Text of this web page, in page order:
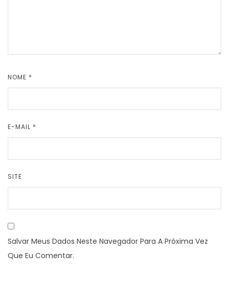
NOME *
E-MAIL *
SITE
Salvar Meus Dados Neste Navegador Para A Próxima Vez
Que Eu Comentar.